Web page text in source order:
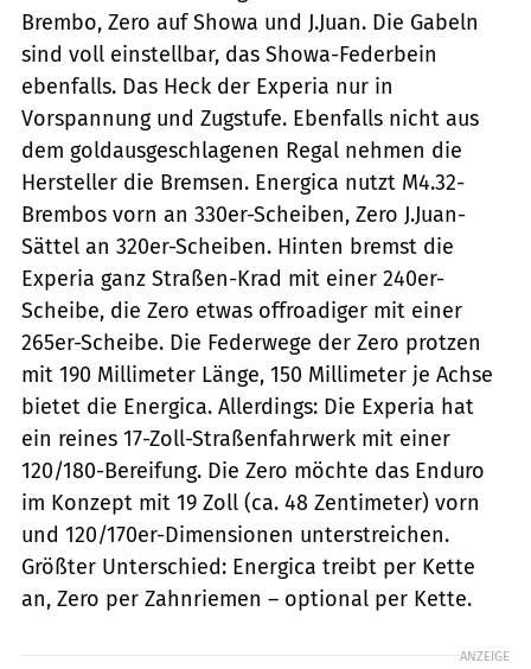
Brembo, Zero auf Showa und J.Juan. Die Gabeln
sind voll einstellbar, das Showa-Federbein
ebenfalls. Das Heck der Experia nur in
Vorspannung und Zugstufe. Ebenfalls nicht aus
dem goldausgeschlagenen Regal nehmen die
Hersteller die Bremsen. Energica nutzt M4.32-
Brembos vorn an 330er-Scheiben, Zero J.Juan-
Sättel an 320er-Scheiben. Hinten bremst die
Experia ganz Straßen-Krad mit einer 240er-
Scheibe, die Zero etwas offroadiger mit einer
265er-Scheibe. Die Federwege der Zero protzen
mit 190 Millimeter Länge, 150 Millimeter je Achse
bietet die Energica. Allerdings: Die Experia hat
ein reines 17-Zoll-Straßenfahrwerk mit einer
120/180-Bereifung. Die Zero möchte das Enduro
im Konzept mit 19 Zoll (ca. 48 Zentimeter) vorn
und 120/170er-Dimensionen unterstreichen.
Größter Unterschied: Energica treibt per Kette
an, Zero per Zahnriemen – optional per Kette.
ANZEIGE